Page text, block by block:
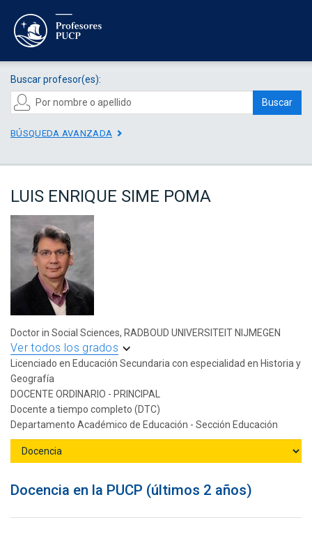
Buscar profesor(es):
Buscar
BÚSQUEDA AVANZADA
LUIS ENRIQUE SIME POMA
Doctor in Social Sciences, RADBOUD UNIVERSITEIT NIJMEGEN
Ver todos los grados
Licenciado en Educación Secundaria con especialidad en Historia y
Geografía
DOCENTE ORDINARIO - PRINCIPAL
Docente a tiempo completo (DTC)
Departamento Académico de Educación - Sección Educación
Docencia en la PUCP (últimos 2 años)